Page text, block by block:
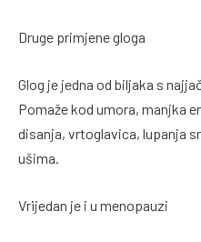
Druge primjene gloga
Glog je jedna od biljaka s
Pomaže kod umora, manjka
disanja, vrtoglavica, lupanja
ušima.
Vrijedan je i u menopauzi